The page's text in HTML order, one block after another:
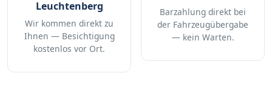
Leuchtenberg
Wir kommen direkt zu
Ihnen — Besichtigung
kostenlos vor Ort.
Barzahlung direkt bei
der Fahrzeugübergabe
— kein Warten.